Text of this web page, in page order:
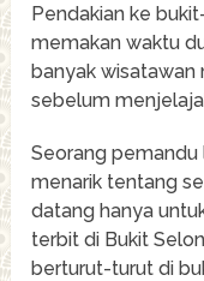
Pendakian ke
memakan waktu
banyak wisatawan
sebelum
Seorang pemandu
menarik tentang
datang hanya
terbit di Bukit
berturut-turut di